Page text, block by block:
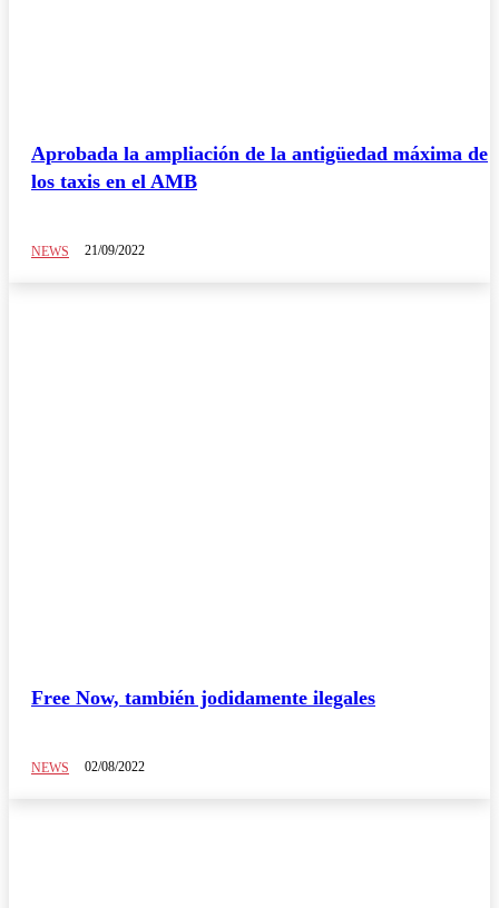
Aprobada la ampliación de la antigüedad máxima de
los taxis en el AMB
NEWS 21/09/2022
Free Now, también jodidamente ilegales
NEWS 02/08/2022